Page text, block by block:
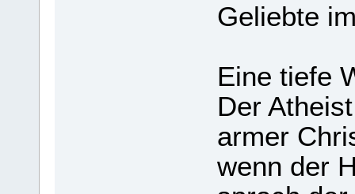
Geliebte
Eine tiefe
Der
armer
wenn der